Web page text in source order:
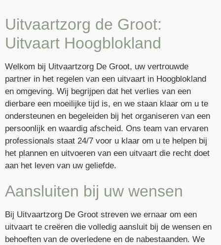
Uitvaartzorg de Groot:
Uitvaart Hoogblokland
Welkom bij Uitvaartzorg De Groot, uw vertrouwde
partner in het regelen van een uitvaart in Hoogblokland
en omgeving. Wij begrijpen dat het verlies van een
dierbare een moeilijke tijd is, en we staan klaar om u te
ondersteunen en begeleiden bij het organiseren van een
persoonlijk en waardig afscheid. Ons team van ervaren
professionals staat 24/7 voor u klaar om u te helpen bij
het plannen en uitvoeren van een uitvaart die recht doet
aan het leven van uw geliefde.
Aansluiten bij uw wensen
Bij Uitvaartzorg De Groot streven we ernaar om een
uitvaart te creëren die volledig aansluit bij de wensen en
behoeften van de overledene en de nabestaanden. We